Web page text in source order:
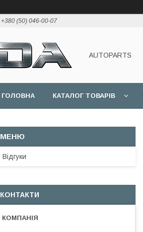
+380 (50) 046-00-07
AUTOPARTS
ГОЛОВНА КАТАЛОГ ТОВАРІВ
Відгуки
КОНТАКТИ